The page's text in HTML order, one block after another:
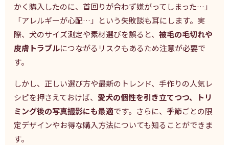
かく購入したのに、首回りが合わず嫌がってしまった…」
「アレルギーが心配…」という失敗談も耳にします。実
際、犬のサイズ測定や素材選びを誤ると、被毛の毛切れや
皮膚トラブルにつながるリスクもあるため注意が必要で
す。
しかし、正しい選び方や最新のトレンド、手作りの人気レ
シピを押さえておけば、 愛犬の個性を引き立てつつ、トリ
ミング後の写真撮影にも最適です。さらに、季節ごとの限
定デザインやお得な購入方法についても知ることができま
す。